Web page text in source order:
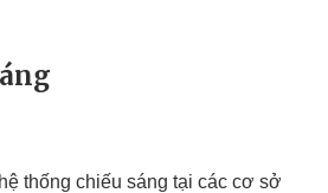
thống chiếu sáng tại các cơ sở